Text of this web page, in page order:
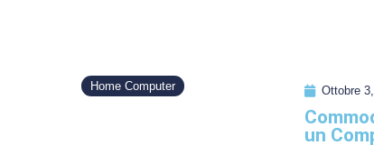
Home Computer Ottobre
un